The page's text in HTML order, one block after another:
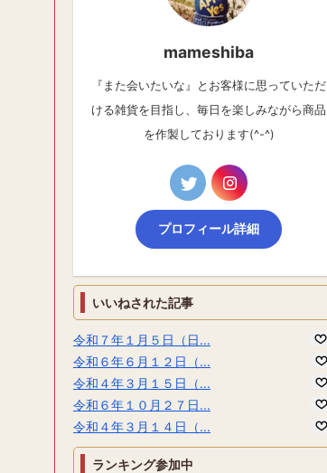
mameshiba
『また会いたいな』とお客様に思っていただ
ける雑貨を目指し、毎日を楽しみながら商品
を作製しております(^-^)
プロフィール詳細
いいねされた記事
令和７年１月５日（日...
令和６年６月１２日（...
令和４年３月１５日（...
令和６年１０月２７日...
令和４年３月１４日（...
ランキング参加中